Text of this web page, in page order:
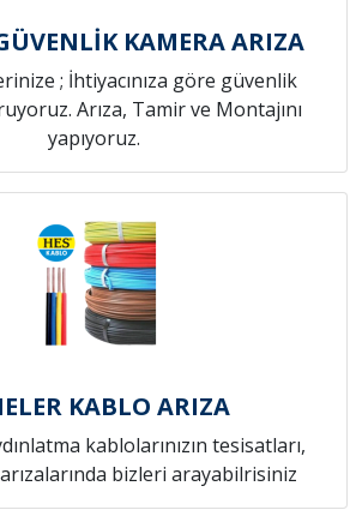
KAMERA ARIZA
; İhtiyacınıza göre güvenlik
Arıza, Tamir ve Montajını
yapıyoruz.
KABLO ARIZA
kablolarınızın tesisatları,
bizleri arayabilrisiniz